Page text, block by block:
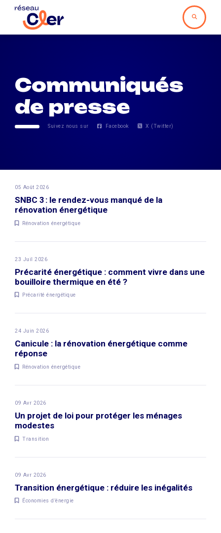
Communiqués
de presse
Suivez nous sur Facebook X (Twitter)
05 Août 2026
SNBC 3 : le rendez-vous manqué de la
rénovation énergétique
Rénovation énergétique
23 Juil 2026
Précarité énergétique : comment vivre dans une
bouilloire thermique en été ?
Précarité énergétique
24 Juin 2026
Canicule : la rénovation énergétique comme
réponse
Rénovation énergétique
09 Avr 2026
Un projet de loi pour protéger les ménages
modestes
Transition
09 Avr 2026
Transition énergétique : réduire les inégalités
Économies d’énergie